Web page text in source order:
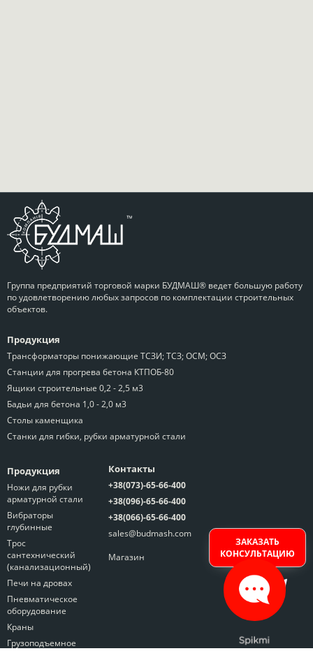
Группа предприятий торговой марки БУДМАШ® ведет большую работу
по удовлетворению любых запросов по комплектации строительных
объектов.
Продукция
Трансформаторы понижающие ТСЗИ; ТСЗ; ОСМ; ОСЗ
Станции для прогрева бетона КТПОБ-80
Ящики строительные 0,2 - 2,5 м3
Бадьи для бетона 1,0 - 2,0 м3
Столы каменщика
Станки для гибки, рубки арматурной стали
Продукция
Ножи для рубки
арматурной стали
Вибраторы
глубинные
Трос
сантехнический
(канализационный)
Печи на дровах
Пневматическое
оборудование
Краны
Грузоподъемное
Контакты
+38(073)-65-66-400
+38(096)-65-66-400
+38(066)-65-66-400
sales@budmash.com
Магазин
ЗАКАЗАТЬ
КОНСУЛЬТАЦИЮ